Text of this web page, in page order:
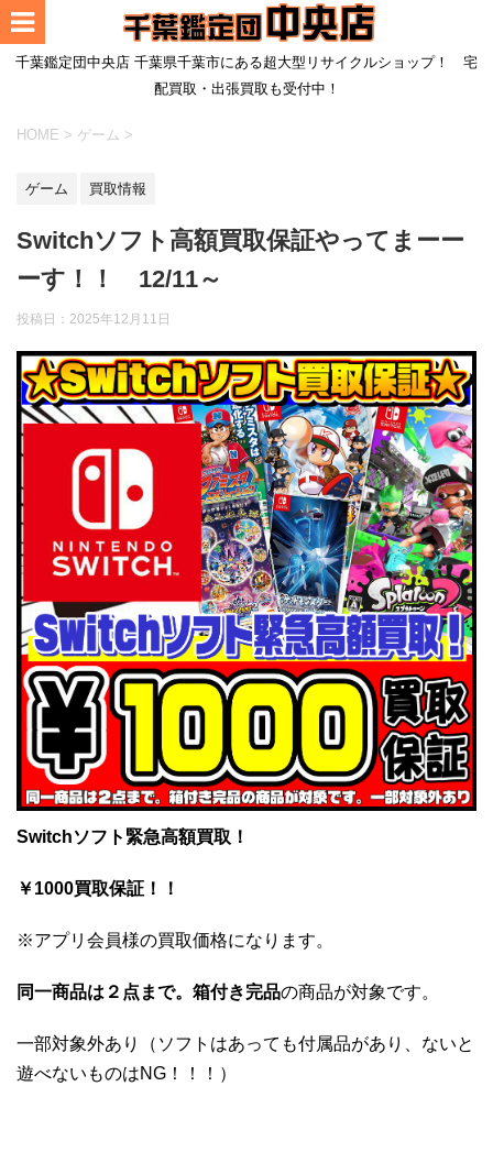
千葉鑑定団中央店 千葉県千葉市にある超大型リサイクルショップ！ 宅
配買取・出張買取も受付中！
HOME > ゲーム >
ゲーム 買取情報
Switchソフト高額買取保証やってまーー
ーす！！ 12/11～
投稿日： 2025年12月11日
Switchソフト緊急高額買取！
￥1000買取保証！！
※アプリ会員様の買取価格になります。
同一商品は２点まで。箱付き完品の商品が対象です。
一部対象外あり（ソフトはあっても付属品があり、ないと
遊べないものはNG！！！）